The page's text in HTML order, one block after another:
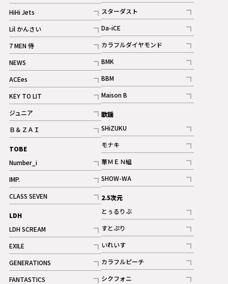
記事
HiHi Jets
記事
Lil かんさい
記事
7 MEN 侍
記事
NEWS
記事
ACEes
記事
KEY TO LIT
記事
ジュニア
記事
Ｂ＆ＺＡＩ
記事
TOBE
Number_i
記事
IMP.
記事
CLASS SEVEN
記事
LDH
LDH SCREAM
記事
EXILE
記事
GENERATIONS
記事
FANTASTICS
記事
ギャラリー
スターダスト
記事
Da-iCE
記事
カラフルダイヤモンド
記事
BMK
記事
BBM
記事
ギャラリー
Maison B
記事
歌謡
SHiZUKU
記事
モナキ
記事
華ＭＥＮ組
記事
SHOW-WA
記事
2.5次元
とぅるりぶ
記事
すとぷり
記事
ギャラリー
いれいす
記事
ギャラリー
カラフルピーチ
記事
シクフォニ